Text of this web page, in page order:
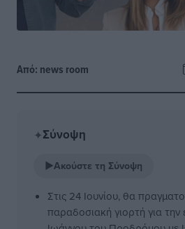
Από: news room
✦Σύνοψη
▶Ακούστε τη Σύνοψη
Στις 24 Ιουνίου, θα
παραδοσιακή γιορτή για